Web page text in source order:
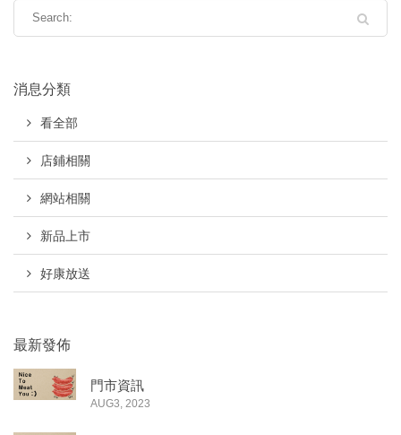
消息分類
看全部
店鋪相關
網站相關
新品上市
好康放送
最新發佈
門市資訊
AUG3, 2023